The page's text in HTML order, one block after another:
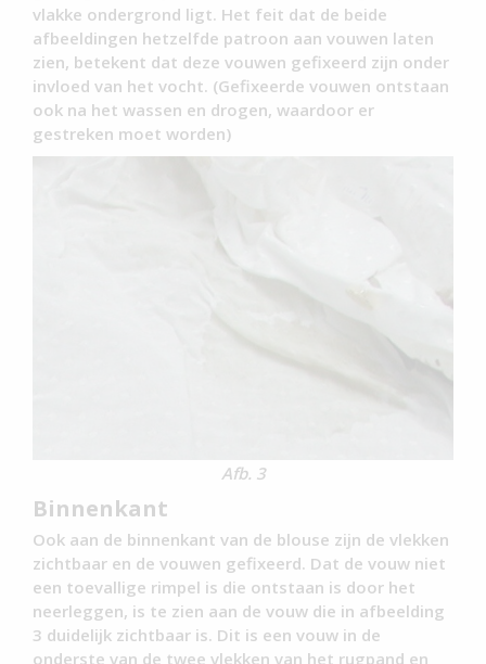
vlakke ondergrond ligt. Het feit dat de beide
afbeeldingen hetzelfde patroon aan vouwen laten
zien, betekent dat deze vouwen gefixeerd zijn onder
invloed van het vocht. (Gefixeerde vouwen ontstaan
ook na het wassen en drogen, waardoor er
gestreken moet worden)
Afb. 3
Binnenkant
Ook aan de binnenkant van de blouse zijn de vlekken
zichtbaar en de vouwen gefixeerd. Dat de vouw niet
een toevallige rimpel is die ontstaan is door het
neerleggen, is te zien aan de vouw die in afbeelding
3 duidelijk zichtbaar is. Dit is een vouw in de
onderste van de twee vlekken van het rugpand en